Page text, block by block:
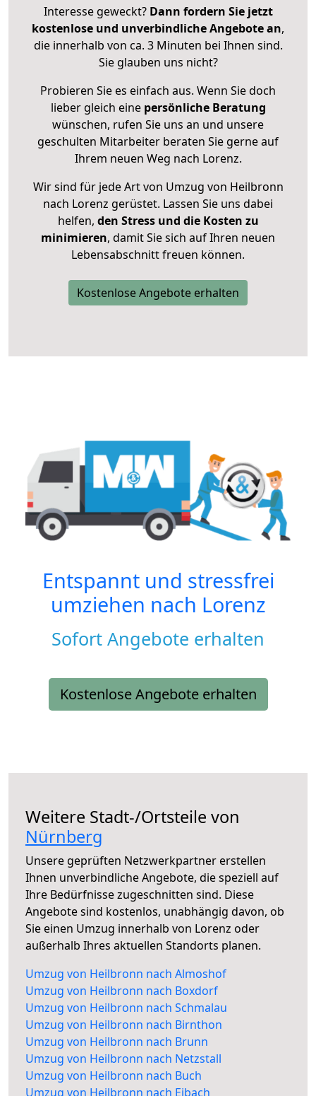
Interesse geweckt? Dann fordern Sie jetzt
kostenlose und unverbindliche Angebote an,
die innerhalb von ca. 3 Minuten bei Ihnen sind.
Sie glauben uns nicht?
Probieren Sie es einfach aus. Wenn Sie doch
lieber gleich eine persönliche Beratung
wünschen, rufen Sie uns an und unsere
geschulten Mitarbeiter beraten Sie gerne auf
Ihrem neuen Weg nach Lorenz.
Wir sind für jede Art von Umzug von Heilbronn
nach Lorenz gerüstet. Lassen Sie uns dabei
helfen, den Stress und die Kosten zu
minimieren, damit Sie sich auf Ihren neuen
Lebensabschnitt freuen können.
Kostenlose Angebote erhalten
Entspannt und stressfrei
umziehen nach Lorenz
Sofort Angebote erhalten
Kostenlose Angebote erhalten
Weitere Stadt-/Ortsteile von
Nürnberg
Unsere geprüften Netzwerkpartner erstellen
Ihnen unverbindliche Angebote, die speziell auf
Ihre Bedürfnisse zugeschnitten sind. Diese
Angebote sind kostenlos, unabhängig davon, ob
Sie einen Umzug innerhalb von Lorenz oder
außerhalb Ihres aktuellen Standorts planen.
Umzug von Heilbronn nach Almoshof
Umzug von Heilbronn nach Boxdorf
Umzug von Heilbronn nach Schmalau
Umzug von Heilbronn nach Birnthon
Umzug von Heilbronn nach Brunn
Umzug von Heilbronn nach Netzstall
Umzug von Heilbronn nach Buch
Umzug von Heilbronn nach Eibach